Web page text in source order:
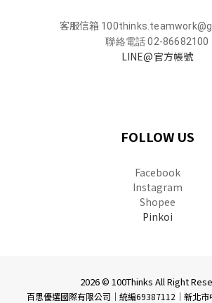
客服信箱
聯絡電話 02-86682100
LINE@官方帳號
FOLLOW US
Facebook
Instagram
Shopee
Pinkoi
2026 © 100Thinks All Right
百思優選國際有限公司｜統編69387112 ｜ 新北市